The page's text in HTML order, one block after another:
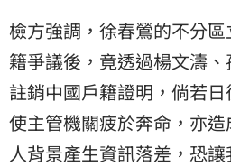
檢方強調，徐春鶯的不分
籍爭議後，竟透過楊文濤
註銷中國戶籍證明，倘若
使主管機關疲於奔命，亦
人背景產生資訊落差，恐